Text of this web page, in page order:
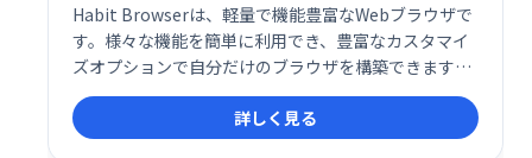
Habit Browserは、軽量で機能豊富なWebブラウザで
す。様々な機能を簡単に利用でき、豊富なカスタマイ
ズオプションで自分だけのブラウザを構築できます。
シンプルながらもパワフルな機能で、快適なWeb体験
を提供します。あなたに最適なブラウザを、Habit
Browserで実現しましょう！
詳しく見る